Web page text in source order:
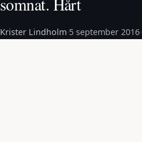
Krister Lindholm·5 september 2016·